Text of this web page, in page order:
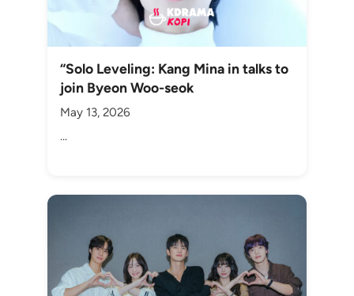
“Solo Leveling: Kang Mina in talks to
join Byeon Woo-seok
May 13, 2026
...